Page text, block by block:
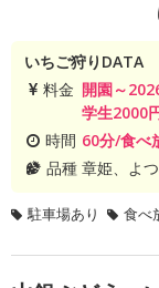
いちご狩りDATA
料金 開園～
学生2000
時間 60分/食べ
品種 章姫、よ
駐車場あり 食べ